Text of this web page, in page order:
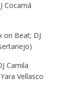
Cocamá
on Beat; DJ
Camila
Vellasco